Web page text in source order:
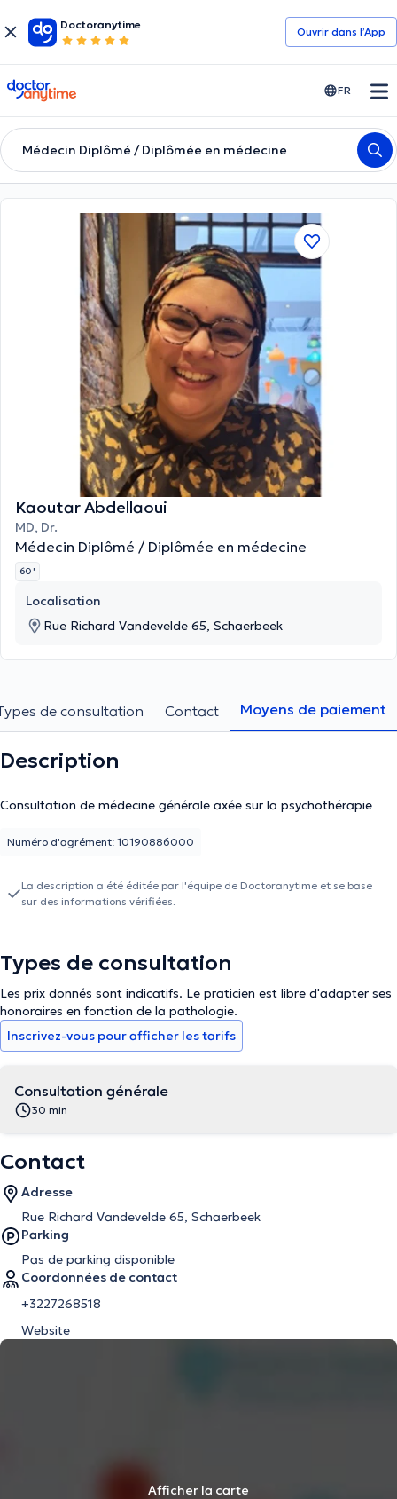
Doctoranytime
Ouvrir dans l’App
doctoranytime FR
Médecin Diplômé / Diplômée en médecine
Kaoutar Abdellaoui
MD, Dr.
Médecin Diplômé / Diplômée en médecine
60 '
Localisation
Rue Richard Vandevelde 65, Schaerbeek
de consultation Contact Moyens de paiement
Description
Consultation de médecine générale axée sur la psychothérapie
Numéro d'agrément: 10190886000
La description a été éditée par l'équipe de Doctoranytime et se base
sur des informations vérifiées.
Types de consultation
Les prix donnés sont indicatifs. Le praticien est libre d'adapter ses
honoraires en fonction de la pathologie.
Inscrivez-vous pour afficher les tarifs
Consultation générale
30 min
Contact
Adresse
Rue Richard Vandevelde 65, Schaerbeek
Parking
Pas de parking disponible
Coordonnées de contact
+3227268518
Website
Afficher la carte